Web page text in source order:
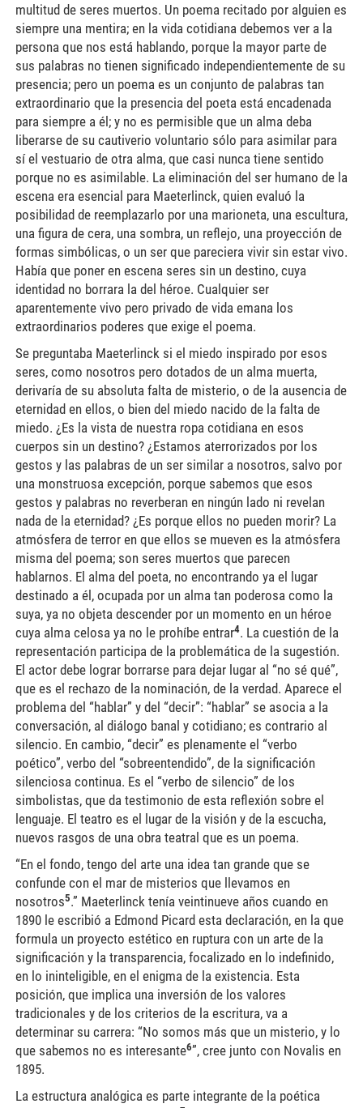
multitud de seres muertos. Un poema recitado por alguien es
siempre una mentira; en la vida cotidiana debemos ver a la
persona que nos está hablando, porque la mayor parte de
sus palabras no tienen significado independientemente de su
presencia; pero un poema es un conjunto de palabras tan
extraordinario que la presencia del poeta está encadenada
para siempre a él; y no es permisible que un alma deba
liberarse de su cautiverio voluntario sólo para asimilar para
sí el vestuario de otra alma, que casi nunca tiene sentido
porque no es asimilable. La eliminación del ser humano de la
escena era esencial para Maeterlinck, quien evaluó la
posibilidad de reemplazarlo por una marioneta, una escultura,
una figura de cera, una sombra, un reflejo, una proyección de
formas simbólicas, o un ser que pareciera vivir sin estar vivo.
Había que poner en escena seres sin un destino, cuya
identidad no borrara la del héroe. Cualquier ser
aparentemente vivo pero privado de vida emana los
extraordinarios poderes que exige el poema.
Se preguntaba Maeterlinck si el miedo inspirado por esos
seres, como nosotros pero dotados de un alma muerta,
derivaría de su absoluta falta de misterio, o de la ausencia de
eternidad en ellos, o bien del miedo nacido de la falta de
miedo. ¿Es la vista de nuestra ropa cotidiana en esos
cuerpos sin un destino? ¿Estamos aterrorizados por los
gestos y las palabras de un ser similar a nosotros, salvo por
una monstruosa excepción, porque sabemos que esos
gestos y palabras no reverberan en ningún lado ni revelan
nada de la eternidad? ¿Es porque ellos no pueden morir? La
atmósfera de terror en que ellos se mueven es la atmósfera
misma del poema; son seres muertos que parecen
hablarnos. El alma del poeta, no encontrando ya el lugar
destinado a él, ocupada por un alma tan poderosa como la
suya, ya no objeta descender por un momento en un héroe
cuya alma celosa ya no le prohíbe entrar4. La cuestión de la
representación participa de la problemática de la sugestión.
El actor debe lograr borrarse para dejar lugar al “no sé qué”,
que es el rechazo de la nominación, de la verdad. Aparece el
problema del “hablar” y del “decir”: “hablar” se asocia a la
conversación, al diálogo banal y cotidiano; es contrario al
silencio. En cambio, “decir” es plenamente el “verbo
poético”, verbo del “sobreentendido”, de la significación
silenciosa continua. Es el “verbo de silencio” de los
simbolistas, que da testimonio de esta reflexión sobre el
lenguaje. El teatro es el lugar de la visión y de la escucha,
nuevos rasgos de una obra teatral que es un poema.
“En el fondo, tengo del arte una idea tan grande que se
confunde con el mar de misterios que llevamos en
nosotros5.” Maeterlinck tenía veintinueve años cuando en
1890 le escribió a Edmond Picard esta declaración, en la que
formula un proyecto estético en ruptura con un arte de la
significación y la transparencia, focalizado en lo indefinido,
en lo ininteligible, en el enigma de la existencia. Esta
posición, que implica una inversión de los valores
tradicionales y de los criterios de la escritura, va a
determinar su carrera: “No somos más que un misterio, y lo
que sabemos no es interesante6”, cree junto con Novalis en
1895.
La estructura analógica es parte integrante de la poética